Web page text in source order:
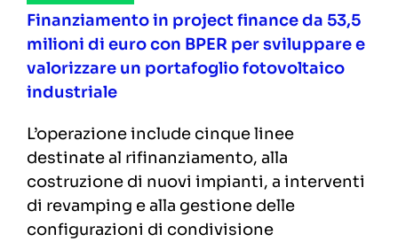
Finanziamento in project finance da 53,5
milioni di euro con BPER per sviluppare e
valorizzare un portafoglio fotovoltaico
industriale
L’operazione include cinque linee
destinate al rifinanziamento, alla
costruzione di nuovi impianti, a interventi
di revamping e alla gestione delle
configurazioni di condivisione